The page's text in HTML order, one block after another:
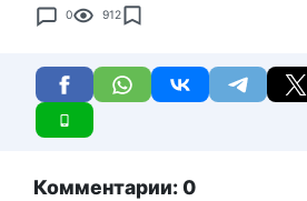
0 912
Комментарии: 0